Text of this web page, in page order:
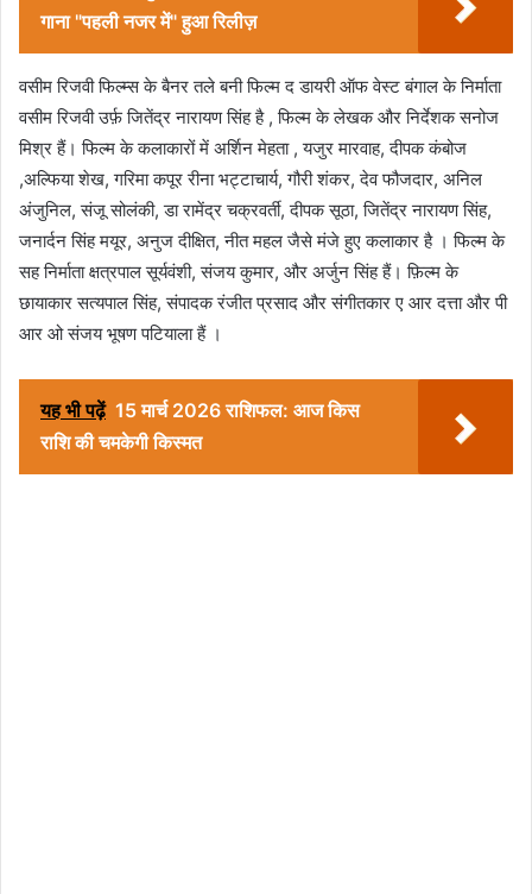
गाना "पहली नजर में" हुआ रिलीज़
वसीम रिजवी फिल्म्स के बैनर तले बनी फिल्म द डायरी ऑफ वेस्ट बंगाल के निर्माता
वसीम रिजवी उर्फ़ जितेंद्र नारायण सिंह है , फिल्म के लेखक और निर्देशक सनोज
मिश्र हैं। फिल्म के कलाकारों में अर्शिन मेहता , यजुर मारवाह, दीपक कंबोज
,अल्फिया शेख, गरिमा कपूर रीना भट्टाचार्य, गौरी शंकर, देव फौजदार, अनिल
अंजुनिल, संजू सोलंकी, डा रामेंद्र चक्रवर्ती, दीपक सूठा, जितेंद्र नारायण सिंह,
जनार्दन सिंह मयूर, अनुज दीक्षित, नीत महल जैसे मंजे हुए कलाकार है । फिल्म के
सह निर्माता क्षत्रपाल सूर्यवंशी, संजय कुमार, और अर्जुन सिंह हैं। फ़िल्म के
छायाकार सत्यपाल सिंह, संपादक रंजीत प्रसाद और संगीतकार ए आर दत्ता और पी
आर ओ संजय भूषण पटियाला हैं ।
यह भी पढ़ें 15 मार्च 2026 राशिफल: आज किस
राशि की चमकेगी किस्मत